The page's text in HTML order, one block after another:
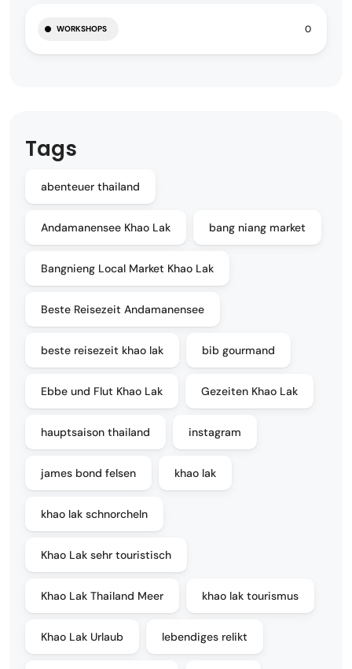
WORKSHOPS 0
Tags
abenteuer thailand
Andamanensee Khao Lak bang niang market
Bangnieng Local Market Khao Lak
Beste Reisezeit Andamanensee
beste reisezeit khao lak bib gourmand
Ebbe und Flut Khao Lak Gezeiten Khao Lak
hauptsaison thailand instagram
james bond felsen khao lak
khao lak schnorcheln
Khao Lak sehr touristisch
Khao Lak Thailand Meer khao lak tourismus
Khao Lak Urlaub lebendiges relikt